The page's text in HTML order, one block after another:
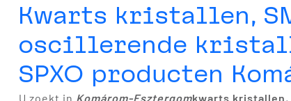
Kwarts kristallen,
oscillerende
SPXO producten
U zoekt in Komárom-Esztergomkwarts kristallen